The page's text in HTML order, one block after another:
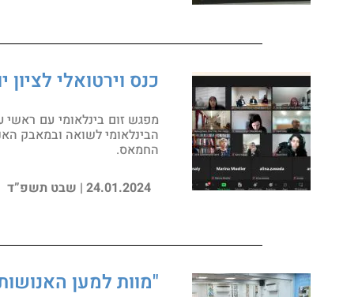
כנס וירטואלי לציון
מפגש זום בינלאומי עם ראשי
החמאס.
24.01.2024 | שבט תשפ”ד
"מוות למען